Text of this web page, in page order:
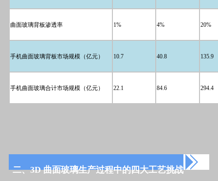
曲面玻璃背板渗透率 1% 4% 20%
手机曲面玻璃背板市场规模（亿元） 10.7 40.8 135.9
手机曲面玻璃合计市场规模（亿元） 22.1 84.6 294.4
二、3D 曲面玻璃生产过程中的四大工艺挑战